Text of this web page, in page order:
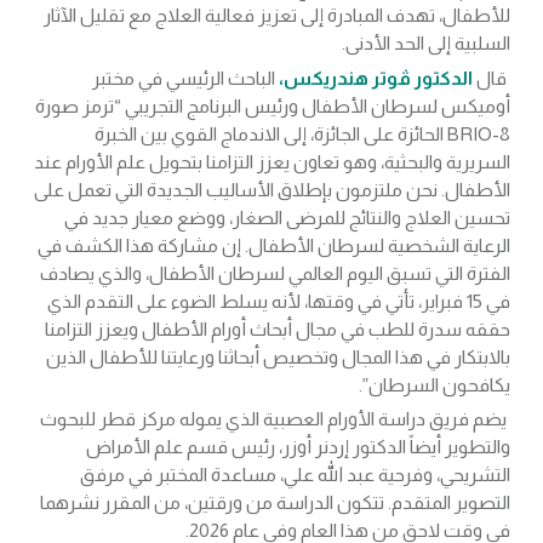
للأطفال، تهدف المبادرة إلى تعزيز فعالية العلاج مع تقليل الآثار
السلبية إلى الحد الأدنى.
قال الدكتور ڤوتر هندريكس، الباحث الرئيسي في مختبر
أوميكس لسرطان الأطفال ورئيس البرنامج التجريبي “ترمز صورة
BRIO-8 الحائزة على الجائزة، إلى الاندماج القوي بين الخبرة
السريرية والبحثية، وهو تعاون يعزز التزامنا بتحويل علم الأورام عند
الأطفال. نحن ملتزمون بإطلاق الأساليب الجديدة التي تعمل على
تحسين العلاج والنتائج للمرضى الصغار، ووضع معيار جديد في
الرعاية الشخصية لسرطان الأطفال. إن مشاركة هذا الكشف في
الفترة التي تسبق اليوم العالمي لسرطان الأطفال، والذي يصادف
في 15 فبراير، تأتي في وقتها، لأنه يسلط الضوء على التقدم الذي
حققه سدرة للطب ​​في مجال أبحاث أورام الأطفال ويعزز التزامنا
بالابتكار في هذا المجال وتخصيص أبحاثنا ورعايتنا للأطفال الذين
يكافحون السرطان”.
يضم فريق دراسة الأورام العصبية الذي يموله مركز قطر للبحوث
والتطوير أيضاً الدكتور إردنر أوزر، رئيس قسم علم الأمراض
التشريحي، وفرحية عبد الله علي، مساعدة المختبر في مرفق
التصوير المتقدم. تتكون الدراسة من ورقتين، من المقرر نشرهما
في وقت لاحق من هذا العام وفي عام 2026.